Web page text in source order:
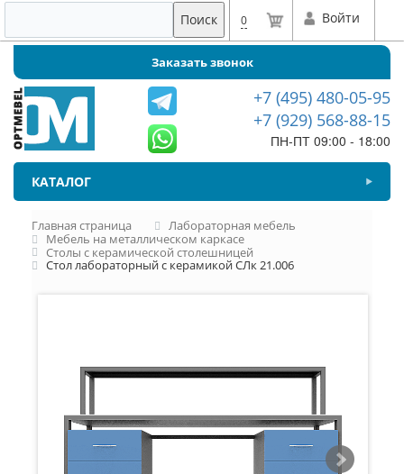
Поиск 0 Войти
Заказать звонок
+7 (495) 480-05-95
+7 (929) 568-88-15
ПН-ПТ 09:00 - 18:00
КАТАЛОГ
Главная страница
Лабораторная мебель
Мебель на металлическом каркасе
Столы с керамической столешницей
Стол лабораторный с керамикой СЛк 21.006